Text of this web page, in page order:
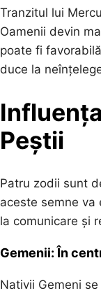
Tranzitul lui
Oamenii devin
poate fi
duce la
Influența
Peștii
Patru zodii sunt
aceste semne
la comunicare și
Gemenii: În
Nativii Gemeni